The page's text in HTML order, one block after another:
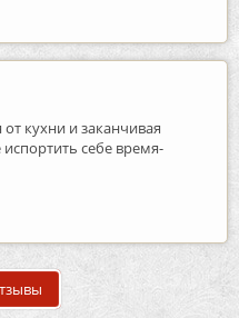
кухни и заканчивая
себе время-